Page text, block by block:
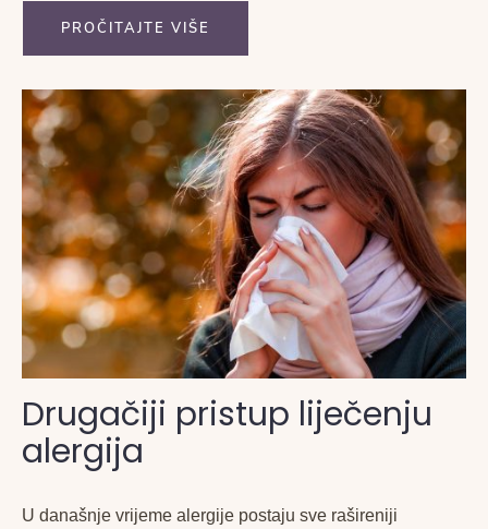
PROČITAJTE VIŠE
Drugačiji pristup liječenju
alergija
U današnje vrijeme alergije postaju sve rašireniji